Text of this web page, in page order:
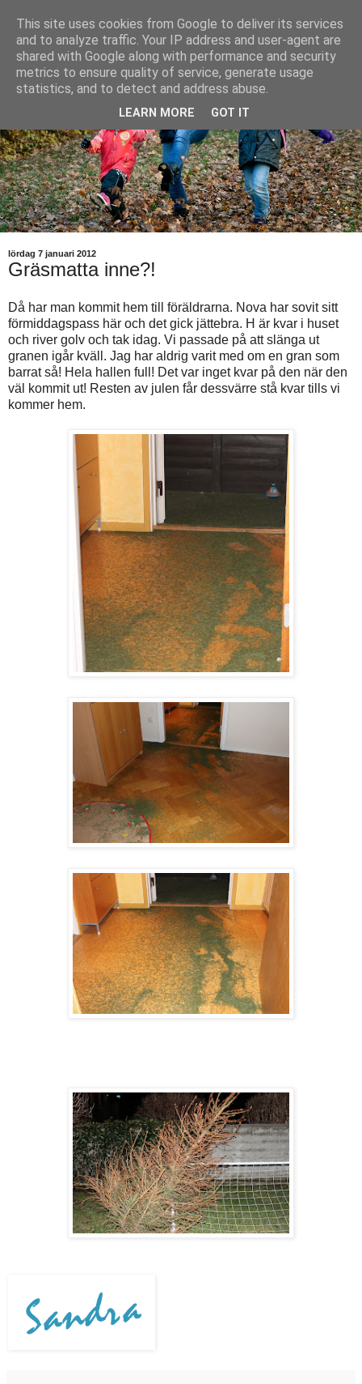
lördag 7 januari 2012
Gräsmatta inne?!
Då har man kommit hem till föräldrarna. Nova har sovit sitt
förmiddagspass här och det gick jättebra. H är kvar i huset
och river golv och tak idag. Vi passade på att slänga ut
granen igår kväll. Jag har aldrig varit med om en gran som
barrat så! Hela hallen full! Det var inget kvar på den när den
väl kommit ut! Resten av julen får dessvärre stå kvar tills vi
kommer hem.
This site uses cookies from Google to deliver its services
and to analyze traffic. Your IP address and user-agent are
shared with Google along with performance and security
metrics to ensure quality of service, generate usage
statistics, and to detect and address abuse.
LEARN MORE GOT IT